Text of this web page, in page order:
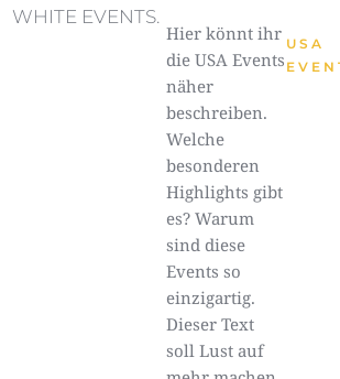
WHITE EVENTS.
Hier könnt ihr
die USA Events
näher
beschreiben.
Welche
besonderen
Highlights gibt
es? Warum
sind diese
Events so
einzigartig.
Dieser Text
soll Lust auf
USA